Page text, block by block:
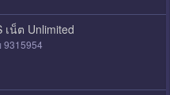
น็ต Unlimited
9315954